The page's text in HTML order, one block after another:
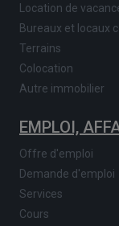
Location de
Bureaux et locaux
Terrains
Colocation
Autre immobilier
EMPLOI,
Offre d'emploi
Demande d'emploi
Services
Cours